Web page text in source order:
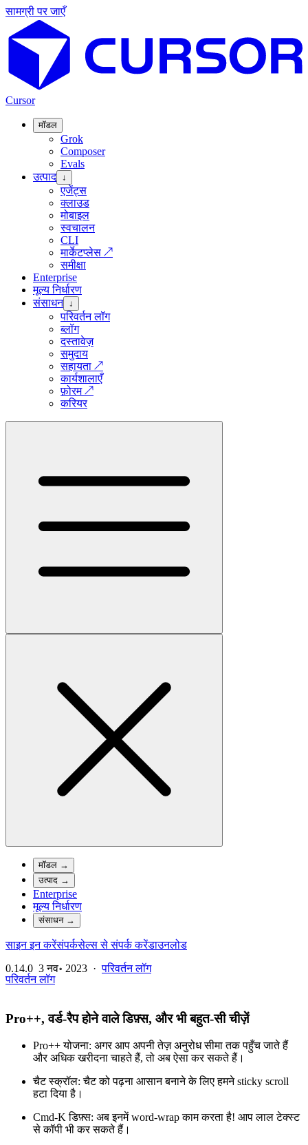
सामग्री पर जाएँ
Cursor
मॉडल
Grok
Composer
Evals
उत्पाद ↓
एजेंट्स
क्लाउड
मोबाइल
स्वचालन
CLI
मार्केटप्लेस ↗
समीक्षा
Enterprise
मूल्य निर्धारण
संसाधन ↓
परिवर्तन लॉग
ब्लॉग
दस्तावेज़
समुदाय
सहायता ↗
कार्यशालाएँ
फ़ोरम↗
करियर
मॉडल →
उत्पाद →
Enterprise
मूल्य निर्धारण
संसाधन→
साइन इन करेंसंपर्कसेल्स से संपर्क करेंडाउनलोड
0.14.0 3 नव॰ 2023 ·परिवर्तन लॉग
परिवर्तन लॉग
Pro++, वर्ड-रैप होने वाले डिफ़्स, और भी बहुत-सी चीज़ें
Pro++ योजना: अगर आप अपनी तेज़ अनुरोध सीमा तक पहुँच जाते हैं
और अधिक खरीदना चाहते हैं, तो अब ऐसा कर सकते हैं।
चैट स्क्रॉल: चैट को पढ़ना आसान बनाने के लिए हमने sticky scroll
हटा दिया है।
Cmd-K डिफ़्स: अब इनमें word-wrap काम करता है! आप लाल टेक्स्ट
से कॉपी भी कर सकते हैं।